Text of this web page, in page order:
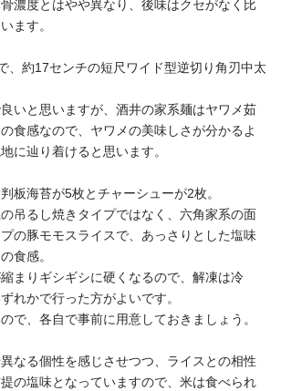
濃度とはやや異なり、後味はクセがなく比
ます。
、約17センチの短尺ワイド型逆切り角刃中太
いと思いますが、酒井の家系麺はヤワメ茹
食感なので、ヤワメの美味しさが分かるよ
に辿り着けると思います。
板海苔が5枚とチャーシューが2枚。
吊るし焼きタイプではなく、六角家系の面
の豚モモスライスで、あっさりとした塩味
食感。
まりギシギシに硬くなるので、解凍は冷
れかで行った方がよいです。
で、各自で事前に用意しておきましょう。
なる個性を感じさせつつ、ライスとの相性
の塩味となっていますので、米は食べられ